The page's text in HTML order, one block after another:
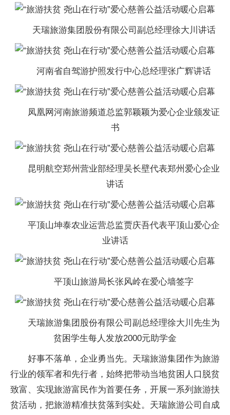
天瑞旅游集团股份有限公司副总经理徐大川讲话
河南省自驾游护照发行中心总经理张广辉讲话
凤凰网河南旅游频道总监郭颖颖为爱心企业颁发证
书
昆明航空郑州营业部经理吴长壁代表郑州爱心企业
讲话
平顶山坤泰农业运营总监贾庆吾代表平顶山爱心企
业讲话
平顶山旅游局长张风岭在爱心墙签字
天瑞旅游集团股份有限公司副总经理徐大川先生为
贫困学生每人发放2000元助学金
好事不落单，企业勇当先。天瑞旅游集团作为旅游
行业的领军者和先行者，始终把带动当地贫困人口脱贫
致富、实现旅游富民作为首要任务，开展一系列旅游扶
贫活动，把旅游精准扶贫落到实处。天瑞旅游公司自成